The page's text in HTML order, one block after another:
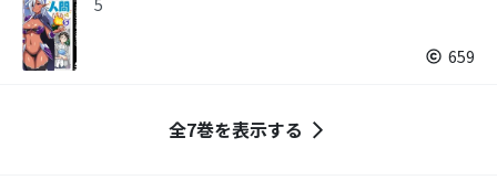
5
659
全7巻を表示する